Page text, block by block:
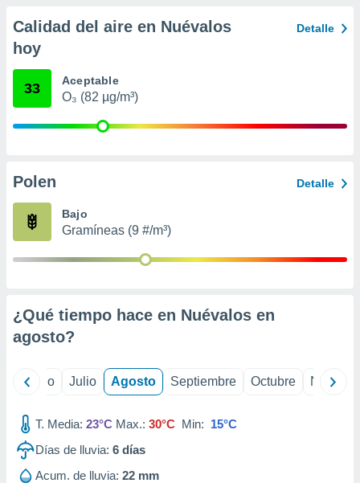
e
mediante
publicidad
de
Calidad del aire en Nuévalos
hoy
Detalle
33 Aceptable
O₃ (82 µg/m³)
Polen Detalle
Bajo
Gramíneas (9 #/m³)
¿Qué tiempo hace en Nuévalos en
agosto?
Junio Julio Agosto Septiembre Octubre
T. Media: 23°C Max.: 30°C Min: 15°C
Días de lluvia: 6 días
Acum. de lluvia: 22 mm